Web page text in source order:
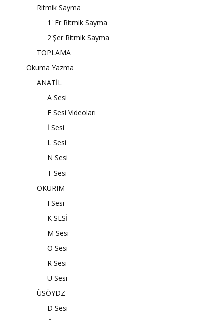
Ritmik Sayma
1' Er Ritmik Sayma
2'Şer Ritmik Sayma
TOPLAMA
Okuma Yazma
ANATİL
A Sesi
E Sesi Videoları
İ Sesi
L Sesi
N Sesi
T Sesi
OKURIM
I Sesi
K SESİ
M Sesi
O Sesi
R Sesi
U Sesi
ÜSÖYDZ
D Sesi